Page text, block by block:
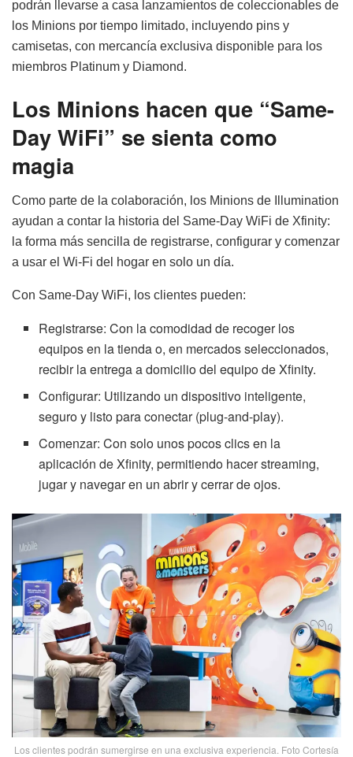
podrán llevarse a casa lanzamientos de coleccionables de
los Minions por tiempo limitado, incluyendo pins y
camisetas, con mercancía exclusiva disponible para los
miembros Platinum y Diamond.
Los Minions hacen que “Same-
Day WiFi” se sienta como
magia
Como parte de la colaboración, los Minions de Illumination
ayudan a contar la historia del Same-Day WiFi de Xfinity:
la forma más sencilla de registrarse, configurar y comenzar
a usar el Wi-Fi del hogar en solo un día.
Con Same-Day WiFi, los clientes pueden:
Registrarse: Con la comodidad de recoger los
equipos en la tienda o, en mercados seleccionados,
recibir la entrega a domicilio del equipo de Xfinity.
Configurar: Utilizando un dispositivo inteligente,
seguro y listo para conectar (plug-and-play).
Comenzar: Con solo unos pocos clics en la
aplicación de Xfinity, permitiendo hacer streaming,
jugar y navegar en un abrir y cerrar de ojos.
Los clientes podrán sumergirse en una exclusiva experiencia. Foto Cortesía